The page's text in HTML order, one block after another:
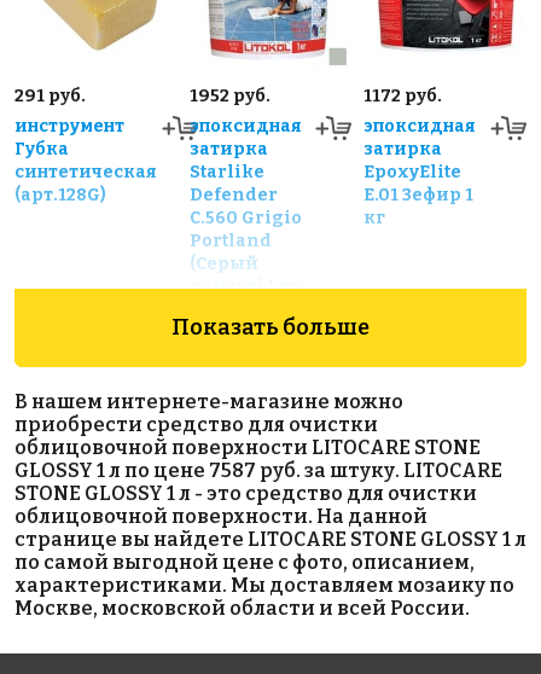
291 руб.
инструмент
Губка
синтетическая
(арт.128G)
1952 руб.
эпоксидная
затирка
Starlike
Defender
С.560 Grigio
Portland
(Серый
цемент) 1 кг
1172 руб.
эпоксидная
затирка
EpoxyElite
E.01 Зефир 1
кг
3690 руб.
Эпоксидная
затирка
STARLIKE
EVO S.330
кг.
659 руб.
цементная
затирка
SPOTLIGHT
Блестящая
STARLIKE 30
1952 руб.
эпоксидная
затирка
Starlike
Defender
(Бежевый) 1
Показать больше
В нашем интернете-магазине можно
приобрести средство для очистки
облицовочной поверхности LITOCARE STONE
GLOSSY 1 л по цене 7587 руб. за штуку. LITOCARE
STONE GLOSSY 1 л - это средство для очистки
облицовочной поверхности. На данной
странице вы найдете LITOCARE STONE GLOSSY 1 л
по самой выгодной цене с фото, описанием,
характеристиками. Мы доставляем мозаику по
Москве, московской области и всей России.